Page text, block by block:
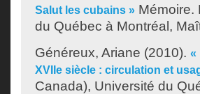
Salut les cubains » Mémoire.
du Québec à Montréal,
Généreux, Ariane (2010). «
XVIIe siècle : circulation et
Canada), Université du